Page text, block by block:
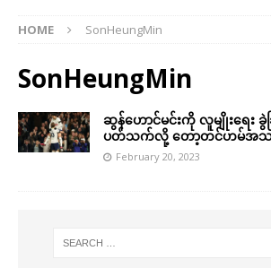
HOME SonHeungMin
SonHeungMin
ဆွန်ဟောင်မင်းကို လူမျိုးရေး ခွဲခ
ပတ်သက်လို့ တော့တင်ဟမ်အ
February 20, 2023